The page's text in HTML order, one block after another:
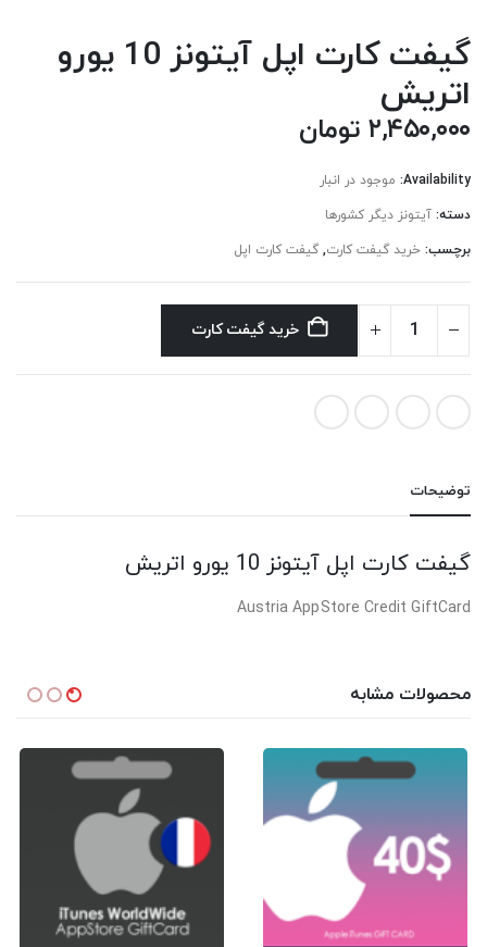
گیفت کارت اپل آیتونز 10 یورو
اتريش
۲,۴۵۰,۰۰۰ تومان
Availability: موجود در انبار
دسته: آیتونز دیگر کشورها
برچسب: خرید گیفت کارت, گیفت کارت اپل
خرید گیفت کارت
توضیحات
گیفت کارت اپل آیتونز 10 یورو اتریش
Austria AppStore Credit GiftCard
محصولات مشابه